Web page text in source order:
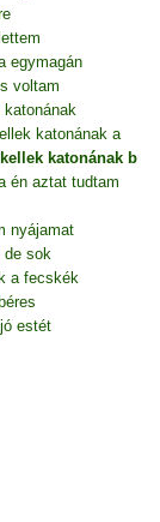
egymagán
voltam
katonának a
katonának b
én aztat tudtam
nyájamat
de sok
a fecskék
estét